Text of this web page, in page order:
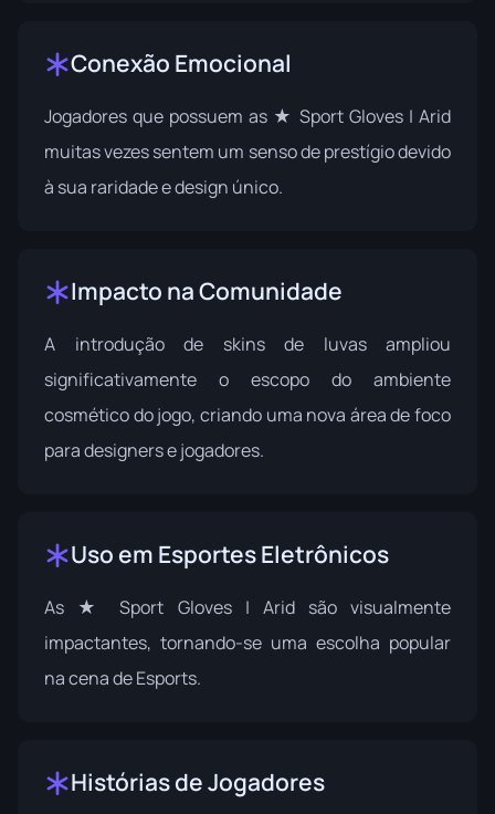
Conexão Emocional
Jogadores que possuem as ★ Sport Gloves | Arid
muitas vezes sentem um senso de prestígio devido
à sua raridade e design único.
Impacto na Comunidade
A introdução de skins de luvas ampliou
significativamente o escopo do ambiente
cosmético do jogo, criando uma nova área de foco
para designers e jogadores.
Uso em Esportes Eletrônicos
As ★ Sport Gloves | Arid são visualmente
impactantes, tornando-se uma escolha popular
na cena de Esports.
Histórias de Jogadores